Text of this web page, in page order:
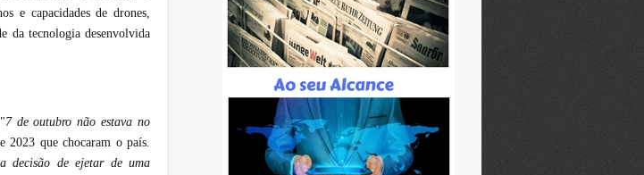
e capacidades de drones,
da tecnologia desenvolvida
7 de outubro não estava no
2023 que chocaram o país
decisão de ejetar de uma